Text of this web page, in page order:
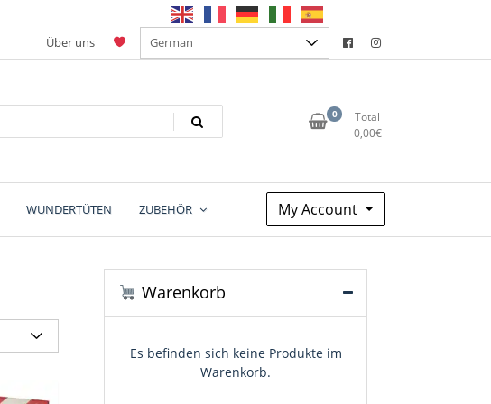
Über uns
0
Total
0,00€
WUNDERTÜTEN ZUBEHÖR My Account
Warenkorb
Es befinden sich keine Produkte im
Warenkorb.